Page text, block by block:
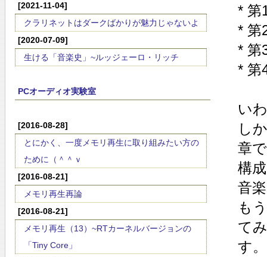
[2021-11-04]
クラリネットはダークばかりが魅力じゃないよ
[2020-07-09]
生ける「音楽史」~ルッジェーロ・リッチ
PCオーディオ実験室
[2016-08-28]
とにかく、一度メモリ再生に取り組みたい方の
ために（＾＾ｖ
[2016-08-21]
メモリ再生再論
[2016-08-21]
メモリ再生（13）~RTカーネルバージョンの
「Tiny Core」
* 第
* 第
* 第
* 第
い
し
章
構
音
も
て
す